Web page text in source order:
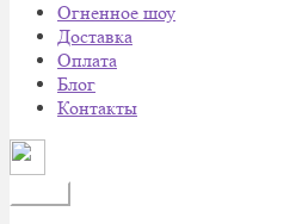
Огненное шоу
Доставка
Оплата
Блог
Контакты